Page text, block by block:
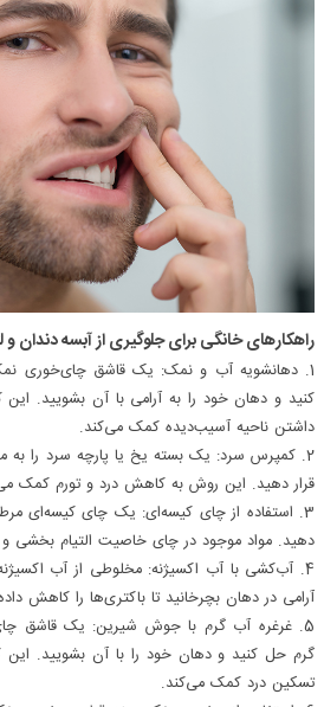
راهکارهای خانگی برای جلوگیری از آبسه دندان و
1. دهانشویه آب و ‌نمک: یک قاشق چای‌خوری
کنید و دهان خود را به آرامی با آن بشویید.
داشتن ناحیه آسیب‌دیده کمک می‌کند.
قرار دهید. این روش به کاهش درد و تورم کمک
3. استفاده از چای کیسه‌ای: یک چای کیسه‌ای
دهید. مواد موجود در چای خاصیت التیام بخشی
4. آب‌کشی با آب‌ اکسیژنه: مخلوطی از آب
آرامی در دهان بچرخانید تا باکتری‌ها را کاهش
5. غرغره آب گرم با جوش‌ شیرین: یک قاشق
گرم حل کنید و دهان خود را با آن بشویید.
تسکین درد کمک می‌کند.